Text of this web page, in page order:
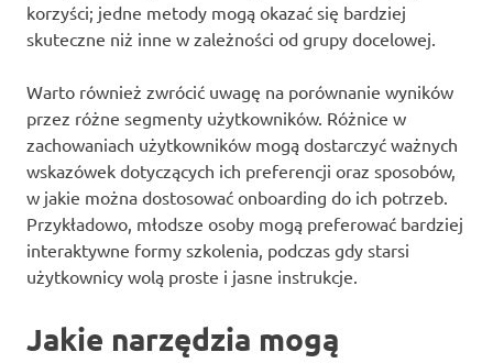
korzyści; jedne metody mogą okazać się bardziej
skuteczne niż inne w zależności od grupy docelowej.
Warto również zwrócić uwagę na porównanie wyników
przez różne segmenty użytkowników. Różnice w
zachowaniach użytkowników mogą dostarczyć ważnych
wskazówek dotyczących ich preferencji oraz sposobów,
w jakie można dostosować onboarding do ich potrzeb.
Przykładowo, młodsze osoby mogą preferować bardziej
interaktywne formy szkolenia, podczas gdy starsi
użytkownicy wolą proste i jasne instrukcje.
Jakie narzędzia mogą